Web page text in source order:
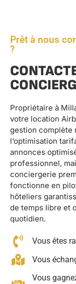
Prêt à nous
?
Propriétaire à
votre location
gestion complète
l’optimisation
annonces
professionnel,
conciergerie
fonctionne en
hôteliers
de temps libre et
quotidien.
Vous êtes
Vous
Vous